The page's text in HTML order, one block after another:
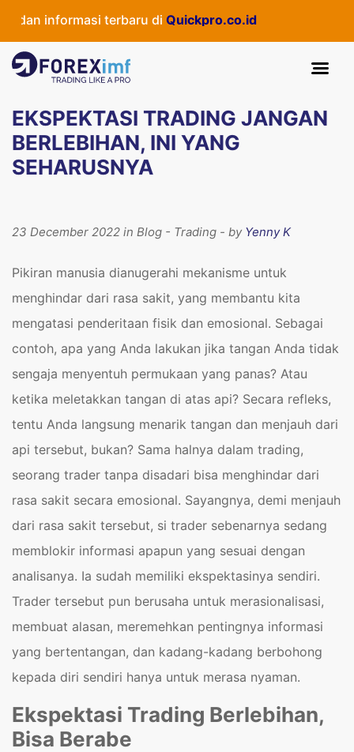
informasi terbaru diQuickpro.co.id
EKSPEKTASI TRADING JANGAN
BERLEBIHAN, INI YANG
SEHARUSNYA
23 December 2022 in Blog - Trading - by Yenny K
Pikiran manusia dianugerahi mekanisme untuk
menghindar dari rasa sakit, yang membantu kita
mengatasi penderitaan fisik dan emosional. Sebagai
contoh, apa yang Anda lakukan jika tangan Anda tidak
sengaja menyentuh permukaan yang panas? Atau
ketika meletakkan tangan di atas api? Secara refleks,
tentu Anda langsung menarik tangan dan menjauh dari
api tersebut, bukan? Sama halnya dalam trading,
seorang trader tanpa disadari bisa menghindar dari
rasa sakit secara emosional. Sayangnya, demi menjauh
dari rasa sakit tersebut, si trader sebenarnya sedang
memblokir informasi apapun yang sesuai dengan
analisanya. Ia sudah memiliki ekspektasinya sendiri.
Trader tersebut pun berusaha untuk merasionalisasi,
membuat alasan, meremehkan pentingnya informasi
yang bertentangan, dan kadang-kadang berbohong
kepada diri sendiri hanya untuk merasa nyaman.
Ekspektasi Trading Berlebihan,
Bisa Berabe